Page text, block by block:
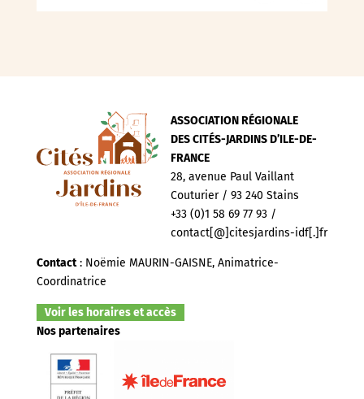
ASSOCIATION RÉGIONALE
DES CITÉS-JARDINS D’ILE-DE-
FRANCE
28, avenue Paul Vaillant
Couturier / 93 240 Stains
+33 (0)1 58 69 77 93 /
contact[@]citesjardins-idf[.]fr
Contact: Noëmie MAURIN-GAISNE, Animatrice-
Coordinatrice
Voir les horaires et accès
Nos partenaires